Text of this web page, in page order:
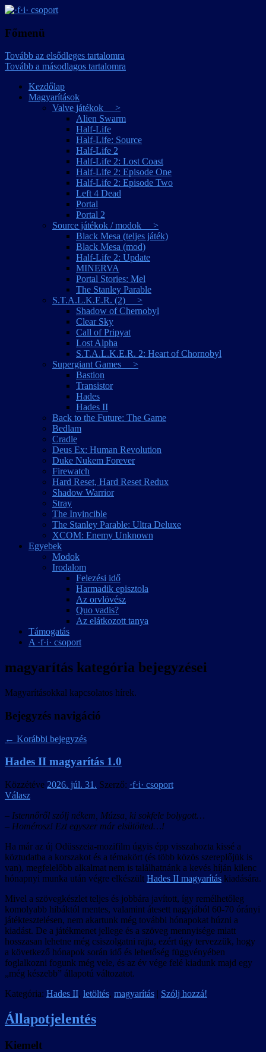
·f·i· csoport
Főmenü
Tovább az elsődleges tartalomra
Tovább a másodlagos tartalomra
Kezdőlap
Magyarítások
Valve játékok >
Alien Swarm
Half-Life
Half-Life: Source
Half-Life 2
Half-Life 2: Lost Coast
Half-Life 2: Episode One
Half-Life 2: Episode Two
Left 4 Dead
Portal
Portal 2
Source játékok / modok >
Black Mesa (teljes játék)
Black Mesa (mod)
Half-Life 2: Update
MINERVA
Portal Stories: Mel
The Stanley Parable
S.T.A.L.K.E.R. (2) >
Shadow of Chernobyl
Clear Sky
Call of Pripyat
Lost Alpha
S.T.A.L.K.E.R. 2: Heart of Chornobyl
Supergiant Games >
Bastion
Transistor
Hades
Hades II
Back to the Future: The Game
Bedlam
Cradle
Deus Ex: Human Revolution
Duke Nukem Forever
Firewatch
Hard Reset, Hard Reset Redux
Shadow Warrior
Stray
The Invincible
The Stanley Parable: Ultra Deluxe
XCOM: Enemy Unknown
Egyebek
Modok
Irodalom
Felezési idő
Harmadik episztola
Az orvlövész
Quo vadis?
Az elátkozott tanya
Támogatás
A ·f·i· csoport
magyarítás kategória bejegyzései
Magyarításokkal kapcsolatos hírek.
Bejegyzés navigáció
← Korábbi bejegyzés
Hades II magyarítás 1.0
Közzétéve 2026. júl. 31. Szerző: ·f·i· csoport
Válasz
– Istennőről szólj nékem, Múzsa, ki sokfele bolygott…
– Homérosz! Ezt egyszer már elsütötted…!
Ha már az új Odüsszeia-mozifilm úgyis épp visszahozta kissé a
köztudatba a korszakot és a témakört (és több közös szereplőjük is
van), megfelelőbb alkalmat nem is találhatnánk a kevés híján kilenc
hónapnyi munka után végre elkészült Hades II magyarítás kiadására.
Mivel a szövegkészlet teljes és jobbára javított, így remélhetőleg
komolyabb hibáktól mentes, valamint átesett nagyjából 60-70 órányi
játéktesztelésen, nem akartunk még további hónapokat húzni a
kiadást. De a játékmenet jellege és a szöveg mennyisége miatt
hosszasan lehetne még csiszolgatni rajta, ezért úgy tervezzük, hogy
a következő hónapok során idő és lehetőség függvényében
foglalkozni fogunk még vele, és az év vége felé kiadunk majd egy
„még készebb” állapotú változatot.
Kategória: Hades II, letöltés, magyarítás | Szólj hozzá!
Állapotjelentés
Kiemelt